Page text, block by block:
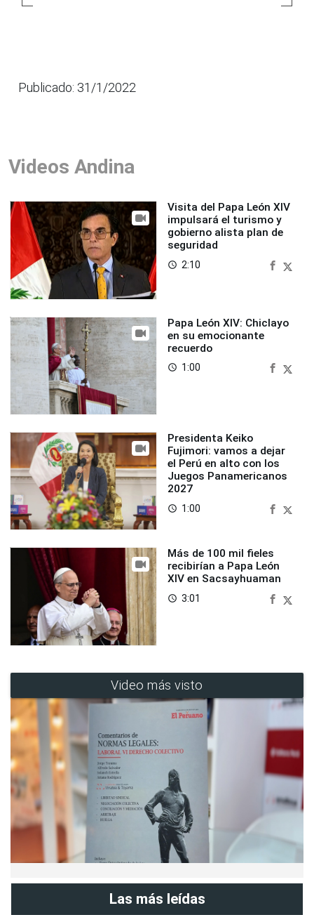
Publicado: 31/1/2022
Videos Andina
Visita del Papa León XIV
impulsará el turismo y
gobierno alista plan de
seguridad
access_time 2:10
Papa León XIV: Chiclayo
en su emocionante
recuerdo
access_time 1:00
Presidenta Keiko
Fujimori: vamos a dejar
el Perú en alto con los
Juegos Panamericanos
2027
access_time 1:00
Más de 100 mil fieles
recibirían a Papa León
XIV en Sacsayhuaman
access_time 3:01
Video más visto
Las más leídas